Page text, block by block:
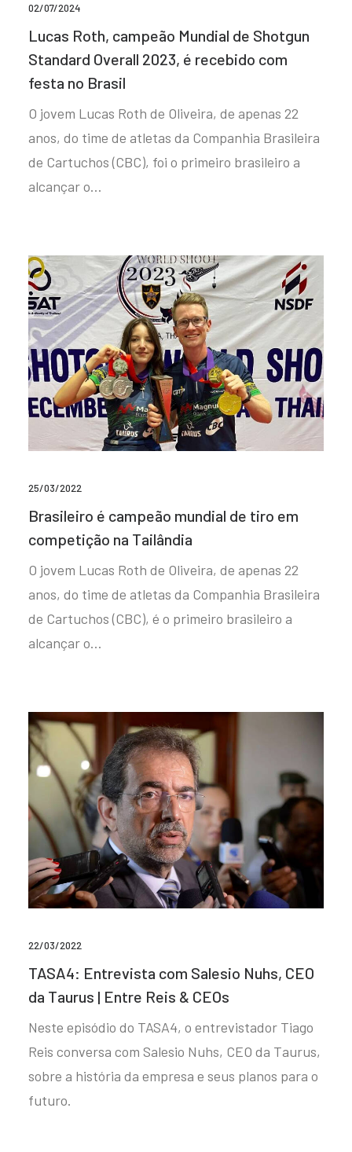
02/07/2024
Lucas Roth, campeão Mundial de Shotgun
Standard Overall 2023, é recebido com
festa no Brasil
O jovem Lucas Roth de Oliveira, de apenas 22
anos, do time de atletas da Companhia Brasileira
de Cartuchos (CBC), foi o primeiro brasileiro a
alcançar o…
25/03/2022
Brasileiro é campeão mundial de tiro em
competição na Tailândia
O jovem Lucas Roth de Oliveira, de apenas 22
anos, do time de atletas da Companhia Brasileira
de Cartuchos (CBC), é o primeiro brasileiro a
alcançar o…
22/03/2022
TASA4: Entrevista com Salesio Nuhs, CEO
da Taurus | Entre Reis & CEOs
Neste episódio do TASA4, o entrevistador Tiago
Reis conversa com Salesio Nuhs, CEO da Taurus,
sobre a história da empresa e seus planos para o
futuro.